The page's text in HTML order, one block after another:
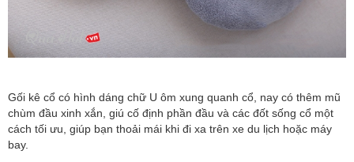
Gối kê cổ có hình dáng chữ U ôm xung quanh cổ, nay có thêm mũ
chùm đầu xinh xắn, giú cố định phần đầu và các đốt sống cổ một
cách tối ưu, giúp bạn thoải mái khi đi xa trên xe du lịch hoặc máy
bay.